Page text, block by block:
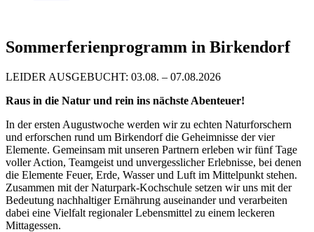
Sommerferienprogramm in Birkendorf
LEIDER AUSGEBUCHT: 03.08. – 07.08.2026
Raus in die Natur und rein ins nächste Abenteuer!
In der ersten Augustwoche werden wir zu echten Naturforschern
und erforschen rund um Birkendorf die Geheimnisse der vier
Elemente. Gemeinsam mit unseren Partnern erleben wir fünf Tage
voller Action, Teamgeist und unvergesslicher Erlebnisse, bei denen
die Elemente Feuer, Erde, Wasser und Luft im Mittelpunkt stehen.
Zusammen mit der Naturpark-Kochschule setzen wir uns mit der
Bedeutung nachhaltiger Ernährung auseinander und verarbeiten
dabei eine Vielfalt regionaler Lebensmittel zu einem leckeren
Mittagessen.